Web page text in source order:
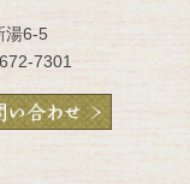
湯6-5
7301